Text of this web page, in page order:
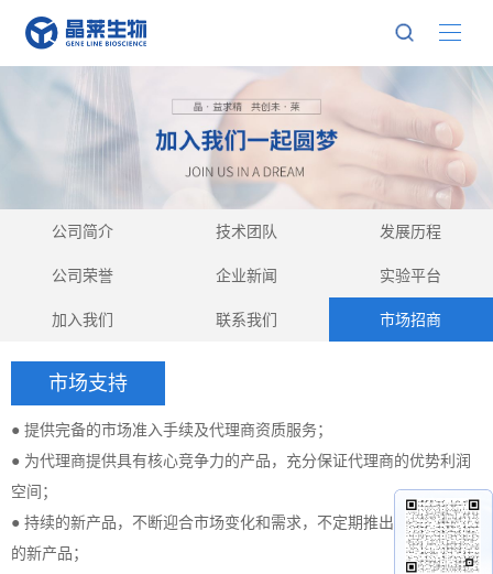
公司简介 技术团队 发展历程
公司荣誉 企业新闻 实验平台
加入我们 联系我们 市场招商
市场支持
● 提供完备的市场准入手续及代理商资质服务；
● 为代理商提供具有核心竞争力的产品，充分保证代理商的优势利润
空间；
● 持续的新产品，不断迎合市场变化和需求，不定期推出具有竞争力
的新产品；